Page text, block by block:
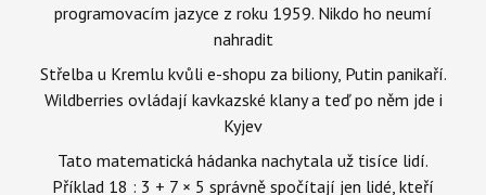
programovacím jazyce z roku 1959. Nikdo ho neumí
nahradit
Střelba u Kremlu kvůli e-shopu za biliony, Putin panikaří.
Wildberries ovládají kavkazské klany a teď po něm jde i
Kyjev
Tato matematická hádanka nachytala už tisíce lidí.
Příklad 18 : 3 + 7 × 5 správně spočítají jen lidé, kteří